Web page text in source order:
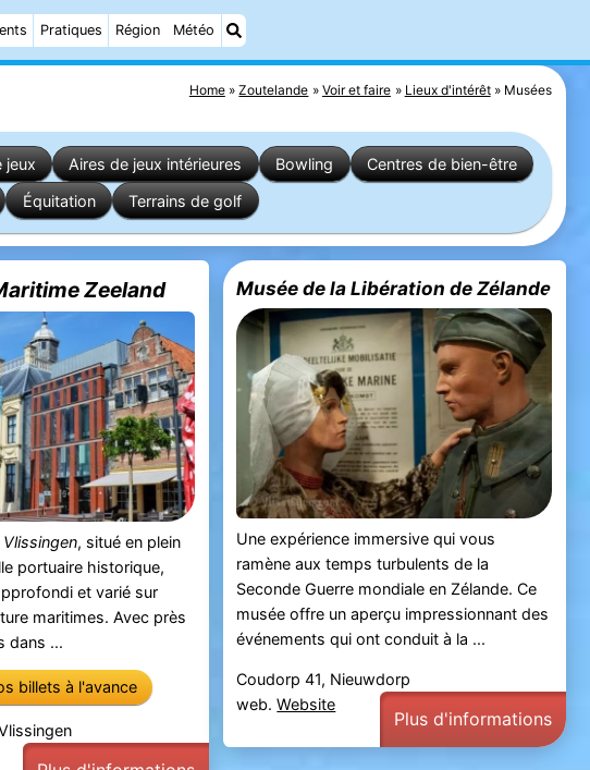
Pratiques Région Météo
Home Zoutelande Voir et faire Lieux d'intérêt Musées
jeux Aires de jeux intérieures Bowling
Centres de bien-être
Équitation Terrains de golf
Zeeland
Vlissingen, situé en plein
portuaire historique,
et varié sur
maritimes. Avec près
dans ...
billets à l'avance
Musée de la Libération de Zélande
Une expérience immersive qui vous
ramène aux temps turbulents de la
Seconde Guerre mondiale en Zélande. Ce
musée offre un aperçu impressionnant des
événements qui ont conduit à la ...
Coudorp 41, Nieuwdorp
web.Website
Plus d'informations